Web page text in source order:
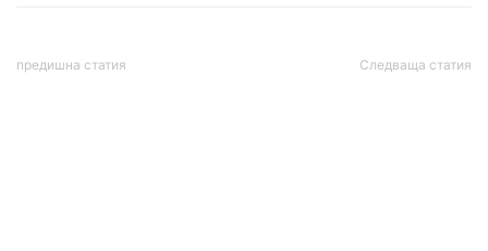
предишна статия Следваща статия